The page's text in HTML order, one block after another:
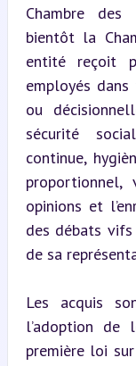
Chambre
bientôt la
entité reçoit
employés
ou
sécurité
continue,
opinions et
des débats
de sa
Les acquis
l’adoption de
première loi